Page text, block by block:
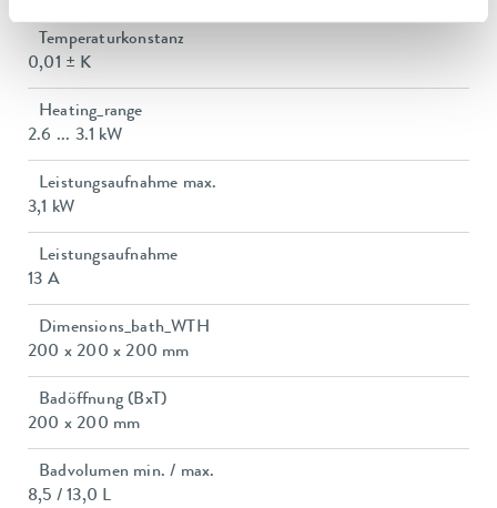
Temperaturkonstanz
0,01 ± K
Heating_range
2.6 ... 3.1 kW
Leistungsaufnahme max.
3,1 kW
Leistungsaufnahme
13 A
Dimensions_bath_WTH
200 x 200 x 200 mm
Badöffnung (BxT)
200 x 200 mm
Badvolumen min. / max.
8,5 / 13,0 L